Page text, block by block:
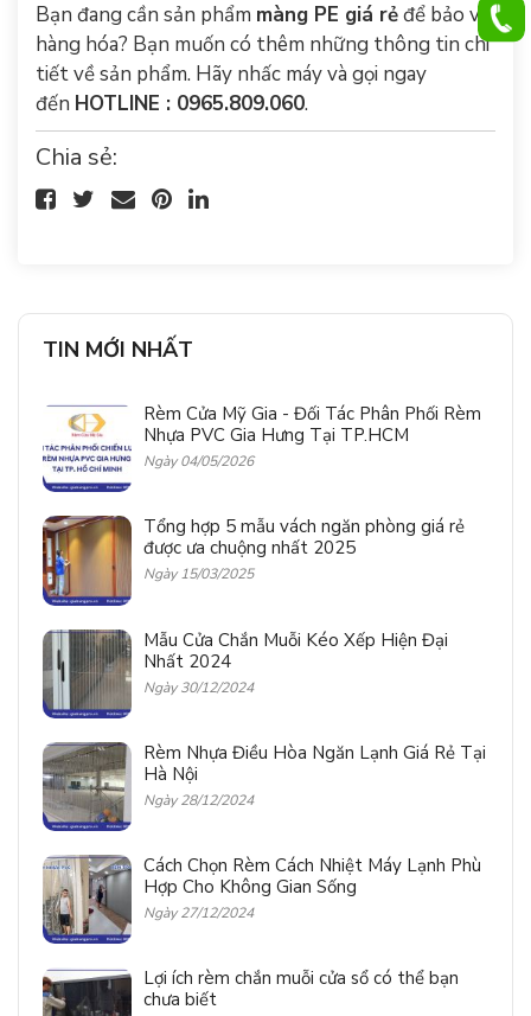
Bạn đang cần sản phẩm màng PE giá rẻđể bảo vệ
hàng hóa? Bạn muốn có thêm những thông tin chi
tiết về sản phẩm. Hãy nhấc máy và gọi ngay
đến HOTLINE : 0965.809.060.
Chia sẻ:
TIN MỚI NHẤT
Rèm Cửa Mỹ Gia - Đối Tác Phân Phối Rèm
Nhựa PVC Gia Hưng Tại TP.HCM
Ngày 04/05/2026
Tổng hợp 5 mẫu vách ngăn phòng giá rẻ
được ưa chuộng nhất 2025
Ngày 15/03/2025
Mẫu Cửa Chắn Muỗi Kéo Xếp Hiện Đại
Nhất 2024
Ngày 30/12/2024
Rèm Nhựa Điều Hòa Ngăn Lạnh Giá Rẻ Tại
Hà Nội
Ngày 28/12/2024
Cách Chọn Rèm Cách Nhiệt Máy Lạnh Phù
Hợp Cho Không Gian Sống
Ngày 27/12/2024
Lợi ích rèm chắn muỗi cửa sổ có thể bạn
chưa biết